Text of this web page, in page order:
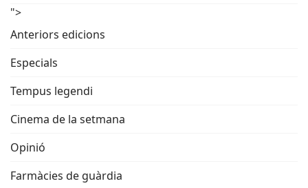
">
Anteriors edicions
Especials
Tempus legendi
Cinema de la setmana
Opinió
Farmàcies de guàrdia